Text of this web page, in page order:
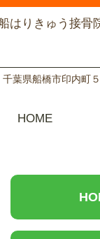
はりきゅう接骨
葉県船橋市印内町
HOME